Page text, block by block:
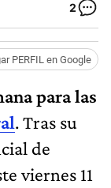
2
PERFIL en Google
para las
. Tras su
de
viernes 11